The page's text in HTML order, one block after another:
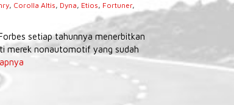
, Corolla Altis, Dyna, Etios, Fortuner,
setiap tahunnya menerbitkan
merek nonautomotif yang sudah